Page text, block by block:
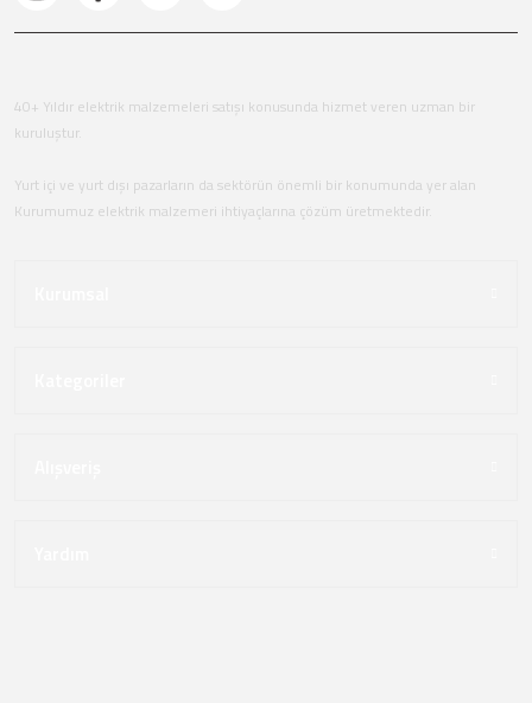
40+ Yıldır elektrik malzemeleri satışı konusunda hizmet veren uzman bir
kuruluştur.
Yurt içi ve yurt dışı pazarların da sektörün önemli bir konumunda yer alan
Kurumumuz elektrik malzemeri ihtiyaçlarına çözüm üretmektedir.